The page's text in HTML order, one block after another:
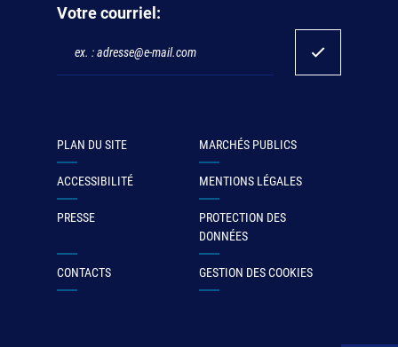
Votre courriel:
PLAN DU SITE MARCHÉS PUBLICS
ACCESSIBILITÉ MENTIONS LÉGALES
PRESSE
PROTECTION DES
DONNÉES
CONTACTS GESTION DES COOKIES